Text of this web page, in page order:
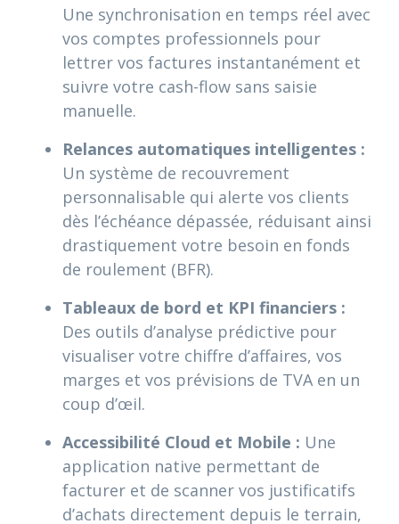
Une synchronisation en temps réel avec
vos comptes professionnels pour
lettrer vos factures instantanément et
suivre votre cash-flow sans saisie
manuelle.
Relances automatiques intelligentes :
Un système de recouvrement
personnalisable qui alerte vos clients
dès l’échéance dépassée, réduisant ainsi
drastiquement votre besoin en fonds
de roulement (BFR).
Tableaux de bord et KPI financiers :
Des outils d’analyse prédictive pour
visualiser votre chiffre d’affaires, vos
marges et vos prévisions de TVA en un
coup d’œil.
Accessibilité Cloud et Mobile : Une
application native permettant de
facturer et de scanner vos justificatifs
d’achats directement depuis le terrain,